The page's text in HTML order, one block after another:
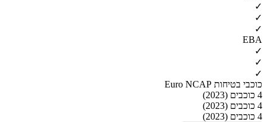
✓
✓
✓
EBA
✓
✓
✓
כוכבי בטיחות Euro NCAP
4 כוכבים (2023)
4 כוכבים (2023)
4 כוכבים (2023)